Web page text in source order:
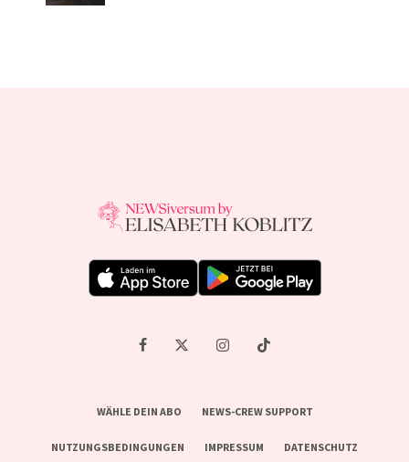
WÄHLE DEIN ABO NEWS-CREW SUPPORT
NUTZUNGSBEDINGUNGEN IMPRESSUM DATENSCHUTZ